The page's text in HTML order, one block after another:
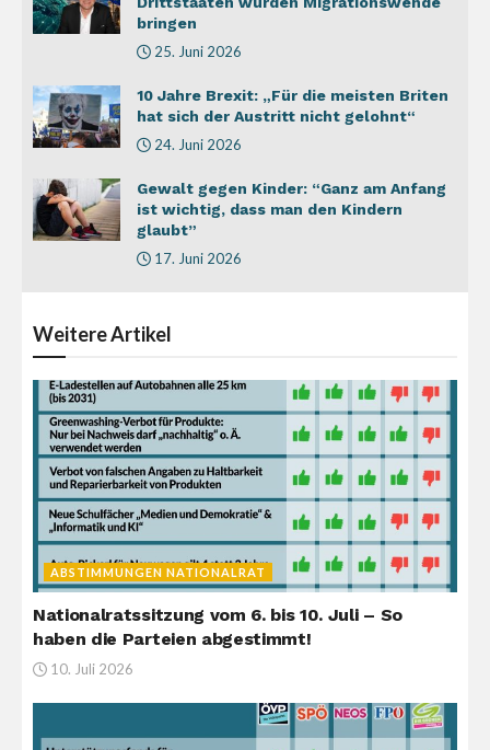
bringen
25. Juni 2026
10 Jahre Brexit: „Für die meisten Briten
hat sich der Austritt nicht gelohnt“
24. Juni 2026
Gewalt gegen Kinder: “Ganz am Anfang
ist wichtig, dass man den Kindern
glaubt”
17. Juni 2026
WeitereArtikel
ABSTIMMUNGEN NATIONALRAT
Nationalratssitzung vom 6. bis 10. Juli – So
haben die Parteien abgestimmt!
10. Juli 2026